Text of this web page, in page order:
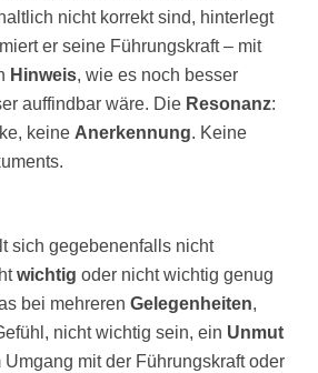
nicht korrekt sind, hinterlegt
er seine Führungskraft – mit
Hinweis, wie es noch besser
auffindbar wäre. Die Resonanz:
keine Anerkennung. Keine
sich gegebenenfalls nicht
wichtig oder nicht wichtig genug
bei mehreren Gelegenheiten,
nicht wichtig sein, ein Unmut
mit der Führungskraft oder